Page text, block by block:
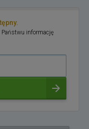
Państwu informację